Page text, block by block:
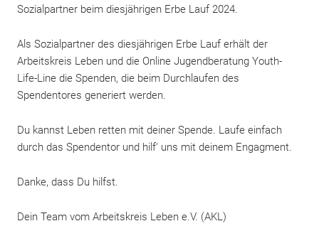
FERIENSPRECHZEITEN
Sozialpartner beim diesjährigen Erbe Lauf 2024.
Als Sozialpartner des diesjährigen Erbe Lauf erhält der
Arbeitskreis Leben und die Online Jugendberatung Youth-
Life-Line die Spenden, die beim Durchlaufen des
Spendentores generiert werden.
Du kannst Leben retten mit deiner Spende. Laufe einfach
durch das Spendentor und hilf‘ uns mit deinem Engagment.
Danke, dass Du hilfst.
Dein Team vom Arbeitskreis Leben e.V. (AKL)